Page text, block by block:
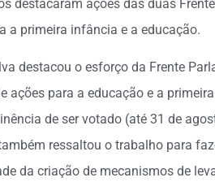
destacaram ações das duas
a primeira infância e a educação.
destacou o esforço da Frente
ações para a educação e a
de ser votado (até 31 de
ressaltou o trabalho para
da criação de mecanismos de